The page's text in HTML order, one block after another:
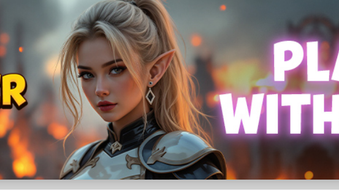
a trendy ve vývoji aplikací